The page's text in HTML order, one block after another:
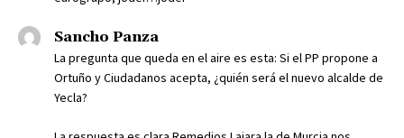
Sancho Panza
La pregunta que queda en el aire es esta: Si el PP propone a
Ortuño y Ciudadanos acepta, ¿quién será el nuevo alcalde de
Yecla?